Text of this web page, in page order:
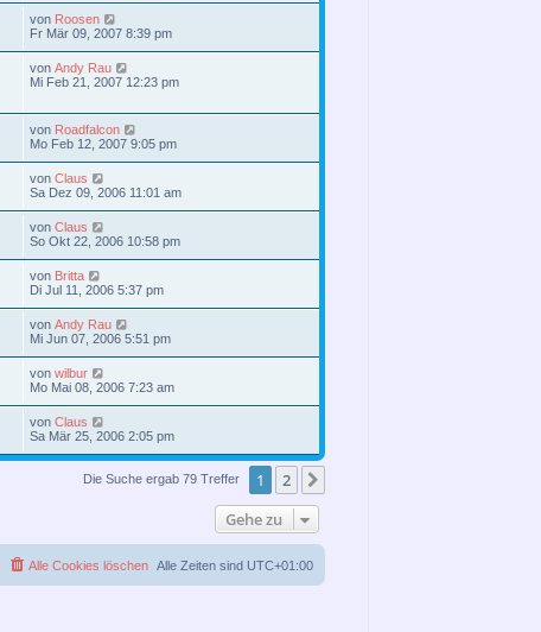
von Roosen
Fr Mär 09, 2007 8:39 pm
von Andy Rau
Mi Feb 21, 2007 12:23 pm
von Roadfalcon
Mo Feb 12, 2007 9:05 pm
von Claus
Sa Dez 09, 2006 11:01 am
von Claus
So Okt 22, 2006 10:58 pm
von Britta
Di Jul 11, 2006 5:37 pm
von Andy Rau
Mi Jun 07, 2006 5:51 pm
von wilbur
Mo Mai 08, 2006 7:23 am
von Claus
Sa Mär 25, 2006 2:05 pm
Die Suche ergab 79 Treffer 1 2
Gehe zu
Alle Zeiten sind UTC+01:00
Alle Cookies löschen